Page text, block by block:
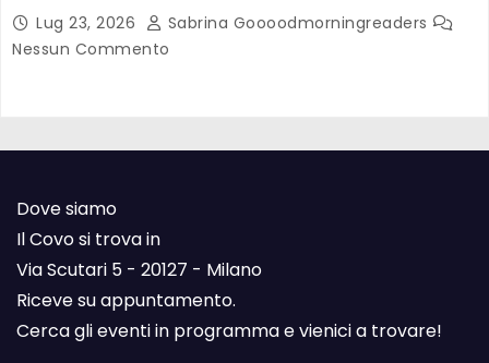
Lug 23, 2026
Sabrina Goooodmorningreaders
Nessun Commento
Dove siamo
Il Covo si trova in
Via Scutari 5 - 20127 - Milano
Riceve su appuntamento.
Cerca gli eventi in programma e vienici a trovare!